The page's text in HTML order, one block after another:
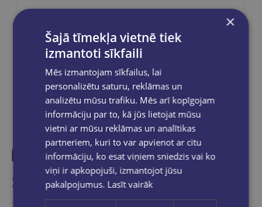
Share on social networks:
Similar products
×
Šajā tīmekļa vietnē tiek
izmantoti sīkfaili
Mēs izmantojam sīkfailus, lai
personalizētu saturu, reklāmas un
analizētu mūsu trafiku. Mēs arī kopīgojam
informāciju par to, kā jūs lietojat mūsu
vietni ar mūsu reklāmas un analītikas
partneriem, kuri to var apvienot ar citu
informāciju, ko esat viņiem sniedzis vai ko
viņi ir apkopojuši, izmantojot jūsu
pakalpojumus. Lasīt vairāk